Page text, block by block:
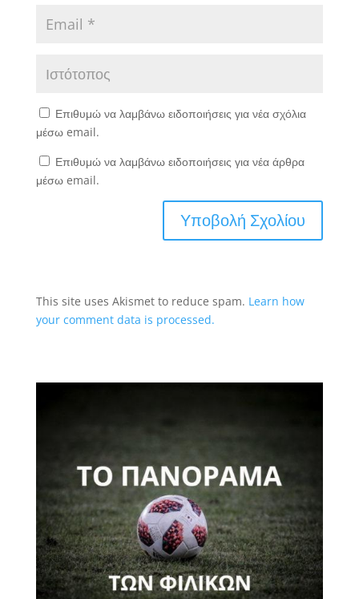
Επιθυμώ να λαμβάνω ειδοποιήσεις για νέα σχόλια
μέσω email.
Επιθυμώ να λαμβάνω ειδοποιήσεις για νέα άρθρα
μέσω email.
This site uses Akismet to reduce spam. Learn how
your comment data is processed.